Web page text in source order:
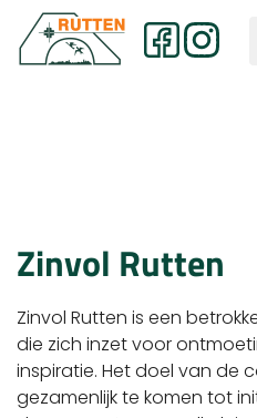
Zinvol Rutten
Zinvol Rutten is een
die zich inzet voor
inspiratie. Het doel van de
gezamenlijk te komen tot